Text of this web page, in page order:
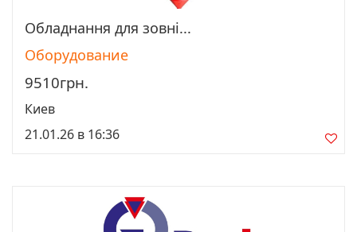
Просмотреть
Обладнання для зовні...
Оборудование
9510грн.
Киев
21.01.26 в 16:36